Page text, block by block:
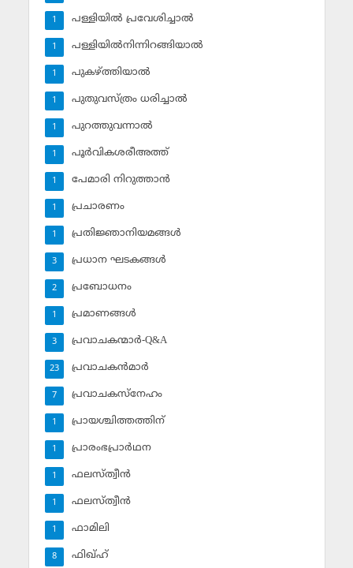
പള്ളിയില്‍ പ്രവേശിച്ചാല്‍
1
പള്ളിയില്‍നിന്നിറങ്ങിയാല്‍
1
പുകഴ്ത്തിയാല്‍
1
പുതുവസ്ത്രം ധരിച്ചാല്‍
1
പുറത്തുവന്നാല്‍
1
പൂര്‍വികശരീഅത്ത്
1
പേമാരി നിറുത്താന്‍
1
പ്രചാരണം
1
പ്രതിജ്ഞാനിയമങ്ങള്‍
1
പ്രധാന ഘടകങ്ങള്‍
3
പ്രബോധനം
2
പ്രമാണങ്ങള്‍
1
പ്രവാചകന്മാര്‍-Q&A
3
പ്രവാചകന്‍മാര്‍
23
പ്രവാചകസ്‌നേഹം
7
പ്രായശ്ചിത്തത്തിന്
1
പ്രാരംഭപ്രാര്‍ഥന
1
ഫലസ്ത്വീൻ
1
ഫലസ്ത്വീൻ
1
ഫാമിലി
1
ഫിഖ്ഹ്
8